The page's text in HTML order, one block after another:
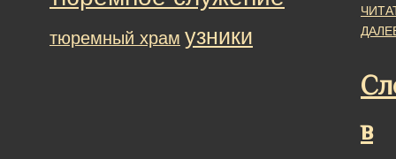
в
тюремный храм узники